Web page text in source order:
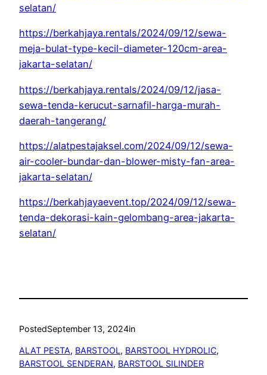
selatan/
https://berkahjaya.rentals/2024/09/12/sewa-
meja-bulat-type-kecil-diameter-120cm-area-
jakarta-selatan/
https://berkahjaya.rentals/2024/09/12/jasa-
sewa-tenda-kerucut-sarnafil-harga-murah-
daerah-tangerang/
https://alatpestajaksel.com/2024/09/12/sewa-
air-cooler-bundar-dan-blower-misty-fan-area-
jakarta-selatan/
https://berkahjayaevent.top/2024/09/12/sewa-
tenda-dekorasi-kain-gelombang-area-jakarta-
selatan/
PostedSeptember 13, 2024in
ALAT PESTA, BARSTOOL, BARSTOOL HYDROLIC
BARSTOOL SENDERAN, BARSTOOL SILINDER